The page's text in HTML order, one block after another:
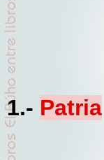
1.- Patria